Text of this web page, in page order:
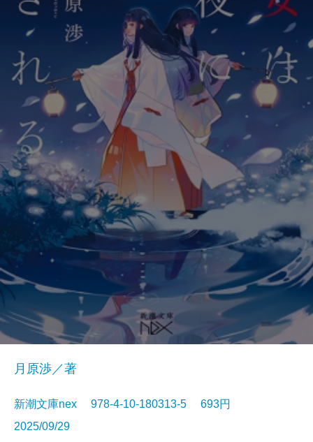
月原渉／著
新潮文庫nex 978-4-10-180313-5 693円
2025/09/29